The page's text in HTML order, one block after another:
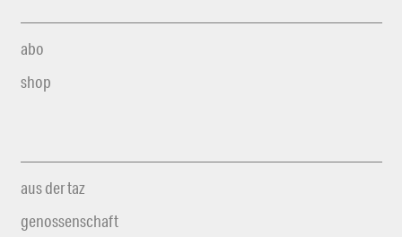
abo
shop
aus der taz
genossenschaft